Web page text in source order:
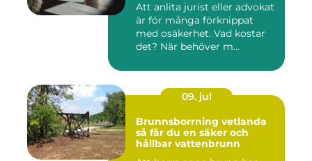
Att anlita jurist eller advokat
är för många förknippat
med osäkerhet. Vad kostar
det? När behöver m...
09. jul
Brunnsborrning vetlanda
så får du en säker och
hållbar vattenbrunn